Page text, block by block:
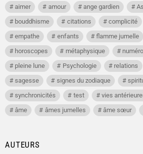
aimer amour ange gardien
bouddhisme
citations complicité
empathe
enfants flamme jumelle
horoscopes
métaphysique
pleine lune
Psychologie relations
sagesse
signes du zodiaque
synchronicités
test vies
âme
âmes jumelles âme sœur
AUTEURS